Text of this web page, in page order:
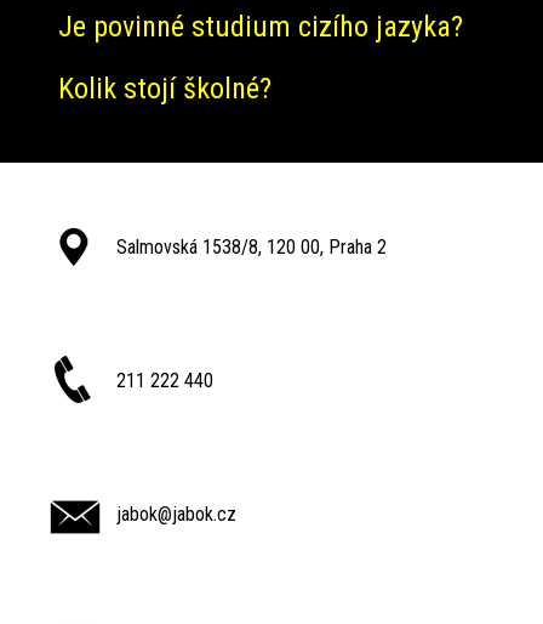
Je povinné studium cizího jazyka?
Kolik stojí školné?
Salmovská 1538/8, 120 00, Praha 2
211 222 440
jabok@jabok.cz